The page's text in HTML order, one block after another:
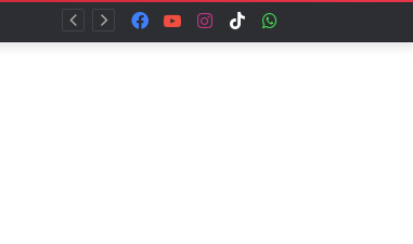
TikTok
Instagram
YouTube
Facebook